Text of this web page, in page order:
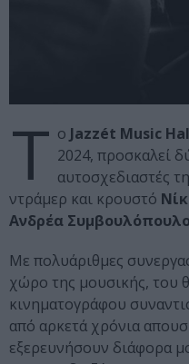
T o Jazzét Music
2024, προσκαλεί
αυτοσχεδιαστές
ντράμερ και κρουστό
Ανδρέα Συμβουλόπουλο
Με πολυάριθμες
χώρο της μουσικής, του
κινηματογράφου
από αρκετά χρόνια
εξερευνήσουν διάφορα